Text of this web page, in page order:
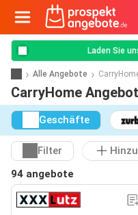
Laden Sie
Alle Angebote
CarryHome Angebot
Geschäfte
Filter
94 angebote